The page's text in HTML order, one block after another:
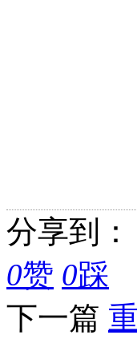
分享到：
0赞 0踩
下一篇